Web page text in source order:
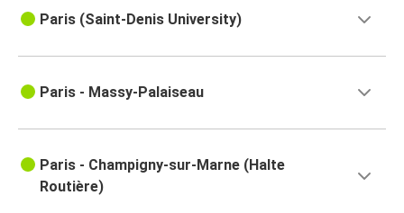
Paris (Saint-Denis University)
Paris - Massy-Palaiseau
Paris - Champigny-sur-Marne (Halte
Routière)